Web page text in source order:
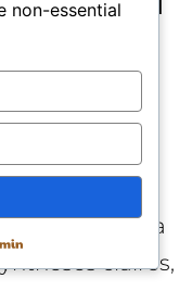
vous.
et offrir la
claires,
non-essential